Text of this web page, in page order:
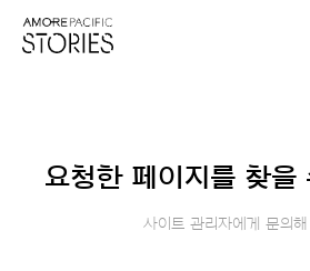
요청한 페이지를 찾을
사이트 관리자에게 문의해